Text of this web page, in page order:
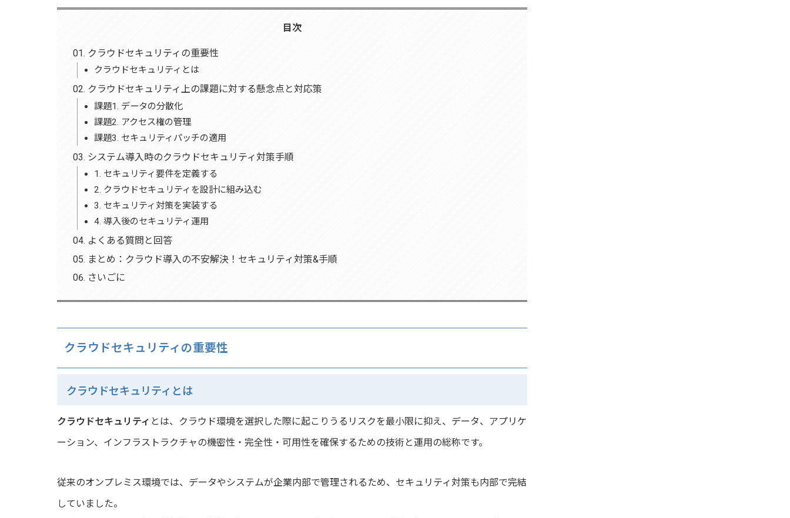
目次
クラウドセキュリティの重要性
クラウドセキュリティとは
クラウドセキュリティ上の課題に対する懸念点と対応策
課題1. データの分散化
課題2. アクセス権の管理
課題3. セキュリティパッチの適用
システム導入時のクラウドセキュリティ対策手順
1. セキュリティ要件を定義する
2. クラウドセキュリティを設計に組み込む
3. セキュリティ対策を実装する
4. 導入後のセキュリティ運用
よくある質問と回答
まとめ：クラウド導入の不安解決！セキュリティ対策&手順
さいごに
クラウドセキュリティの重要性
クラウドセキュリティとは
クラウドセキュリティ とは、クラウド環境を選択した際に起こりうるリスクを最小限に抑え、データ、アプリケ
ーション、インフラストラクチャの機密性・完全性・可用性を確保するための技術と運用の総称です。
従来のオンプレミス環境では、データやシステムが企業内部で管理されるため、セキュリティ対策も内部で完結
していました。